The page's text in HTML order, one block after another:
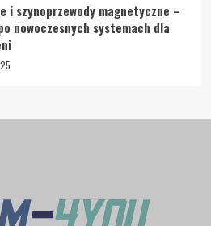
i szynoprzewody magnetyczne –
nowoczesnych systemach dla